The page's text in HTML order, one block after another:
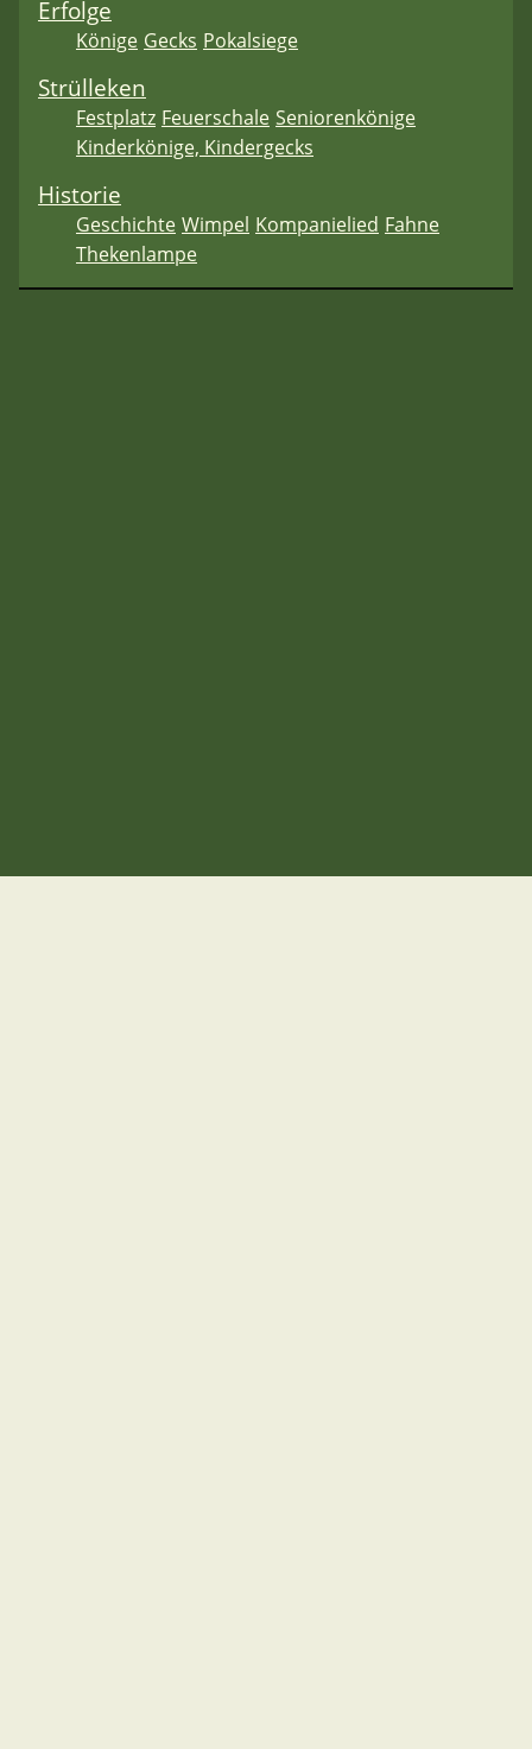
Erfolge
Könige Gecks Pokalsiege
Strülleken
Festplatz Feuerschale Seniorenkönige
Kinderkönige, Kindergecks
Historie
Geschichte Wimpel Kompanielied Fahne
Thekenlampe